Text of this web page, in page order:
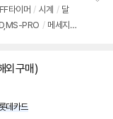
타이머 / 시계 / 달
PRO / 메세지설
외구매)
데카드